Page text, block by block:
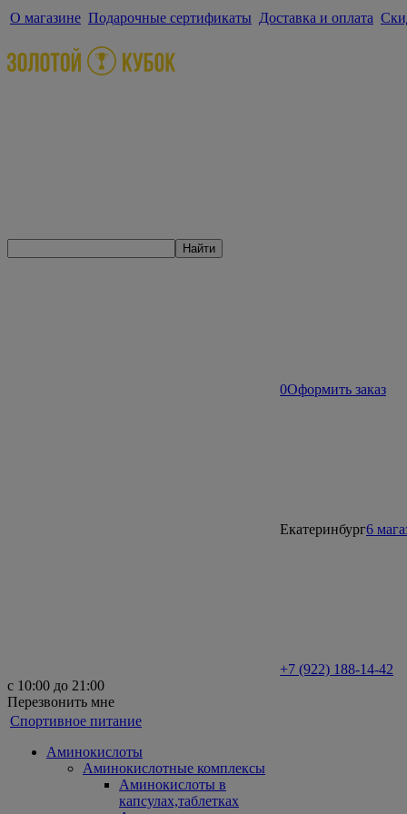
О магазине Подарочные сертификаты Доставка и оплата
Найти
0Оформить заказ
Екатеринбург6
+7 (922) 188-14-42
с 10:00 до 21:00
Перезвонить мне
Спортивное питание
Аминокислоты
Аминокислотные комплексы
Аминокислоты в
капсулах,таблетках